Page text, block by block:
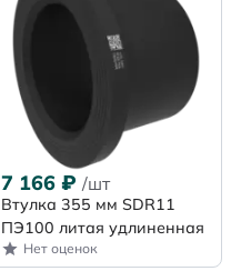
7 166 ₽ /шт
Втулка 355 мм SDR11
ПЭ100 литая удлиненная
Нет оценок